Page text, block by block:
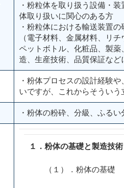
・粉粒体を取り扱う設備・
体取り扱いに関心のある方
・粉粒体における輸送装置
（電子材料、金属材料、リ
ペットボトル、化粧品、製
造、生産技術、品質保証な
・粉体プロセスの設計経験
いですが、これからそうい
・粉体の粉砕、分級、ふる
１．粉体の基礎と製造技術
（１）．粉体の基礎